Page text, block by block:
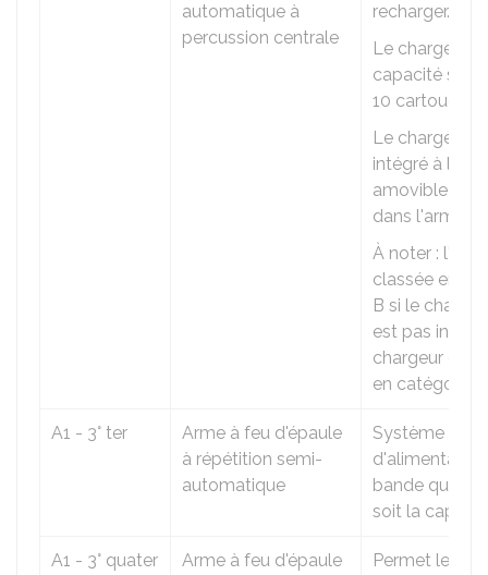
automatique à
percussion centrale
recharger.
Le chargeur a
capacité
10 cartouches.
Le chargeur
intégré à
amovible et
dans l'arme.
À noter :
classée en
B si le
est pas
chargeur est
en catégorie
A1 - 3° ter
Arme à feu d'épaule
à répétition semi-
automatique
Système
bande quelle
soit la
A1 - 3° quater
Arme à feu d'épaule
Permet le tir